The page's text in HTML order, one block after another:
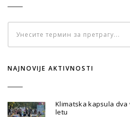
NAJNOVIJE AKTIVNOSTI
Klimatska kapsula
letu